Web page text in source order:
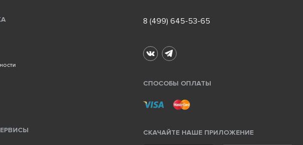
8 (499) 645-53-65
СПОСОБЫ ОПЛАТЫ
СКАЧАЙТЕ НАШЕ ПРИЛОЖЕНИЕ